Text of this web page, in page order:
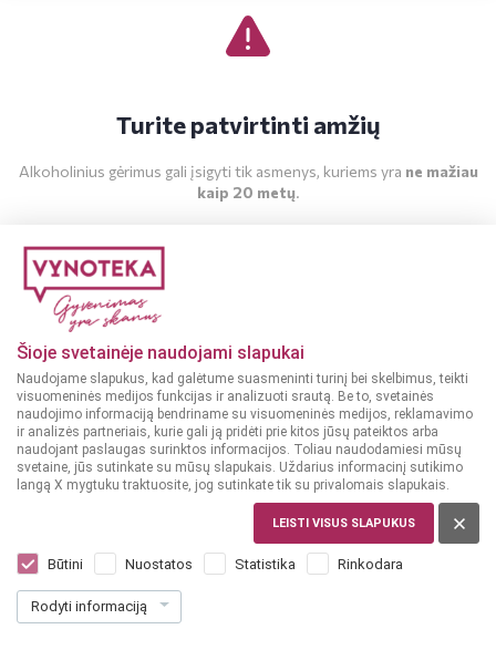
Šioje svetainėje naudojami slapukai
Naudojame slapukus, kad galėtume suasmeninti turinį bei skelbimus, teikti
visuomeninės medijos funkcijas ir analizuoti srautą. Be to, svetainės
naudojimo informaciją bendriname su visuomeninės medijos, reklamavimo
ir analizės partneriais, kurie gali ją pridėti prie kitos jūsų pateiktos arba
naudojant paslaugas surinktos informacijos. Toliau naudodamiesi mūsų
svetaine, jūs sutinkate su mūsų slapukais. Uždarius informacinį sutikimo
langą X mygtuku traktuosite, jog sutinkate tik su privalomais slapukais.
LEISTI VISUS SLAPUKUS
Būtini Nuostatos Statistika Rinkodara
Rodyti informaciją
Turite patvirtinti amžių
Alkoholinius gėrimus gali įsigyti tik asmenys, kuriems yra ne mažiau
kaip 20 metų.
Dar nėra balsų, galite įvertinti
2299€ 45.98 € / L